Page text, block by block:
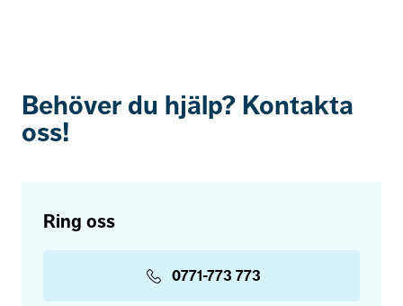
Behöver du hjälp? Kontakta
oss!
Ring oss
0771-773 773